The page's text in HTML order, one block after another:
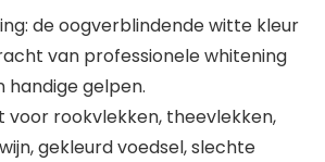
de oogverblindende witte kleur
van professionele whitening
gelpen.
voor rookvlekken, theevlekken,
gekleurd voedsel, slechte